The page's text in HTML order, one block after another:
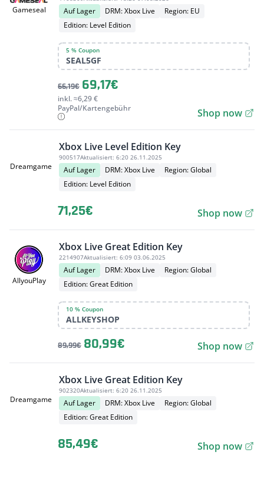
Gameseal Auf Lager DRM: Xbox Live
Region: EU
Edition: Level Edition
5 % Coupon
SEAL5GF
66,19€ 69,17€
inkl. ≈6,29 €
PayPal/Kartengebühr
Shop now
Dreamgame
Xbox Live Level Edition Key
900517Aktualisiert: 6:20 26.11.2025
Auf Lager DRM: Xbox Live
Region: Global
Edition: Level Edition
71,25€ Shop now
AllyouPlay
Xbox Live Great Edition Key
2214907Aktualisiert: 6:09 03.06.2025
Auf Lager DRM: Xbox Live
Region: Global
Edition: Great Edition
10 % Coupon
ALLKEYSHOP
89,99€ 80,99€ Shop now
Dreamgame
Xbox Live Great Edition Key
902320Aktualisiert: 6:20 26.11.2025
Auf Lager DRM: Xbox Live
Region: Global
Edition: Great Edition
85,49€ Shop now